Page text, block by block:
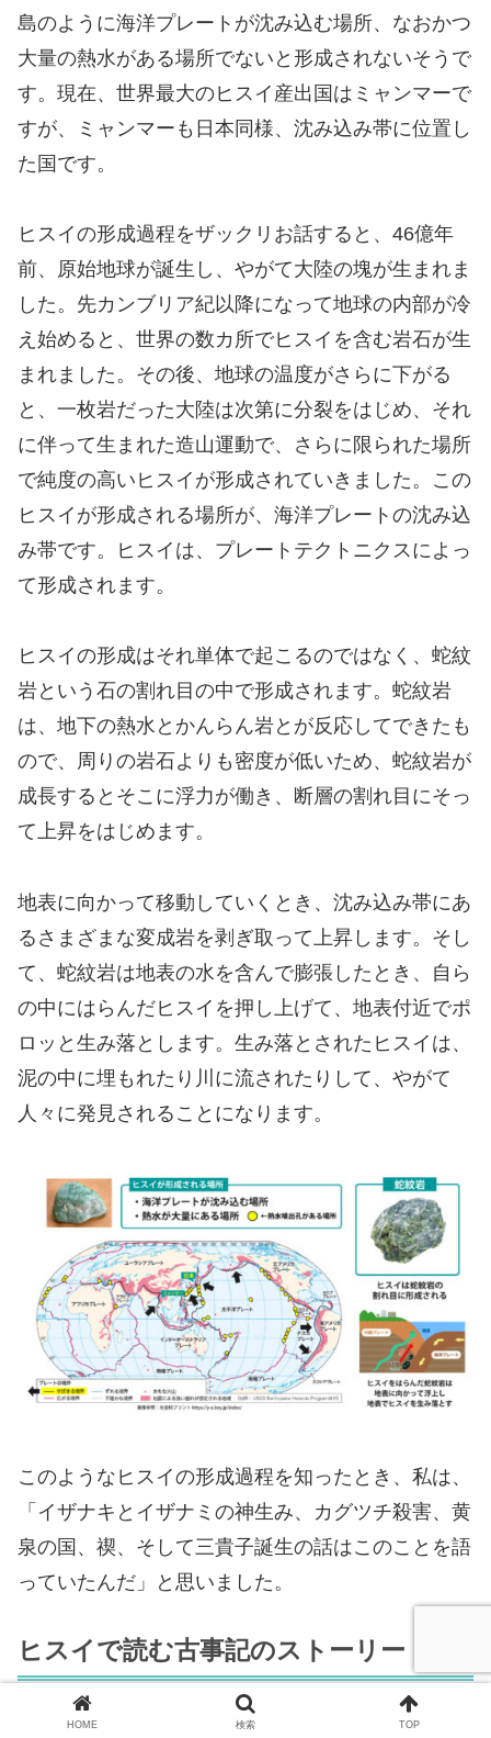
島のように海洋プレートが沈み込む場所、なおかつ
大量の熱水がある場所でないと形成されないそうで
す。現在、世界最大のヒスイ産出国はミャンマーで
すが、ミャンマーも日本同様、沈み込み帯に位置し
た国です。
ヒスイの形成過程をザックリお話すると、46億年
前、原始地球が誕生し、やがて大陸の塊が生まれま
した。先カンブリア紀以降になって地球の内部が冷
え始めると、世界の数カ所でヒスイを含む岩石が生
まれました。その後、地球の温度がさらに下がる
と、一枚岩だった大陸は次第に分裂をはじめ、それ
に伴って生まれた造山運動で、さらに限られた場所
で純度の高いヒスイが形成されていきました。この
ヒスイが形成される場所が、海洋プレートの沈み込
み帯です。ヒスイは、プレートテクトニクスによっ
て形成されます。
ヒスイの形成はそれ単体で起こるのではなく、蛇紋
岩という石の割れ目の中で形成されます。蛇紋岩
は、地下の熱水とかんらん岩とが反応してできたも
ので、周りの岩石よりも密度が低いため、蛇紋岩が
成長するとそこに浮力が働き、断層の割れ目にそっ
て上昇をはじめます。
地表に向かって移動していくとき、沈み込み帯にあ
るさまざまな変成岩を剥ぎ取って上昇します。そし
て、蛇紋岩は地表の水を含んで膨張したとき、自ら
の中にはらんだヒスイを押し上げて、地表付近でポ
ロッと生み落とします。生み落とされたヒスイは、
泥の中に埋もれたり川に流されたりして、やがて
人々に発見されることになります。
このようなヒスイの形成過程を知ったとき、私は、
「イザナキとイザナミの神生み、カグツチ殺害、黄
泉の国、禊、そして三貴子誕生の話はこのことを語
っていたんだ」と思いました。
ヒスイで読む古事記のストーリー
ヒスイを通して古事記の内容を振り返ってみると、
HOME 検索 TOP